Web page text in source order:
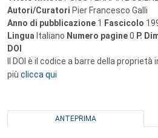
Autori/Curatori Pier Francesco Galli
Anno di pubblicazione 1 Fascicolo
Lingua Italiano Numero pagine0 P.
DOI
Il DOI è il codice a barre della
più clicca qui
ANTEPRIMA